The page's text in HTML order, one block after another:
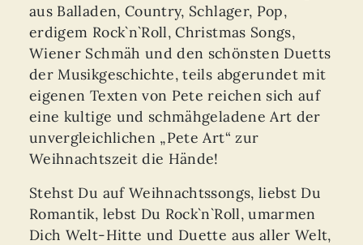
aus Balladen, Country, Schlager, Pop,
erdigem Rock`n`Roll, Christmas Songs,
Wiener Schmäh und den schönsten Duetts
der Musikgeschichte, teils abgerundet mit
eigenen Texten von Pete reichen sich auf
eine kultige und schmähgeladene Art der
unvergleichlichen „Pete Art“ zur
Weihnachtszeit die Hände!
Stehst Du auf Weihnachtssongs, liebst Du
Romantik, lebst Du Rock`n`Roll, umarmen
Dich Welt-Hitte und Duette aus aller Welt,